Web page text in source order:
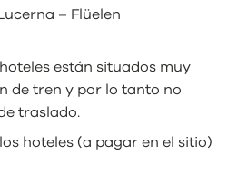
– Flüelen
están situados muy
de tren y por lo tanto no
traslado.
hoteles (a pagar en el sitio)